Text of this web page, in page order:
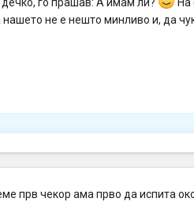
нашето не е нешто минливо и, да
прв чекор ама прво да испита